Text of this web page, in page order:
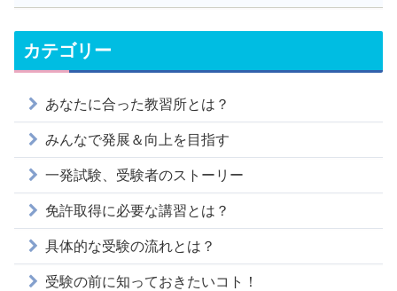
カテゴリー
あなたに合った教習所とは？
みんなで発展＆向上を目指す
一発試験、受験者のストーリー
免許取得に必要な講習とは？
具体的な受験の流れとは？
受験の前に知っておきたいコト！